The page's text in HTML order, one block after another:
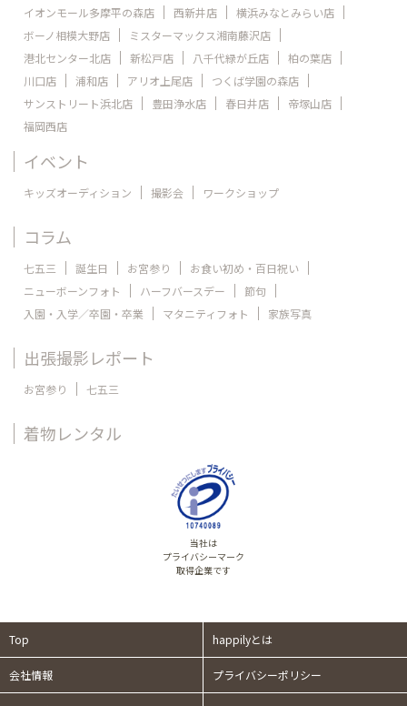
イオンモール多摩平の森店
西新井店
横浜みなとみらい店
ボーノ相模大野店
ミスターマックス湘南藤沢店
港北センター北店
新松戸店 八千代緑が丘店
柏の葉店
川口店
浦和店 アリオ上尾店
つくば学園の森店
サンストリート浜北店
豊田浄水店 春日井店
帝塚山店
福岡西店
イベント
キッズオーディション 撮影会 ワークショップ
コラム
七五三 誕生日 お宮参り
お食い初め・百日祝い
ニューボーンフォト
ハーフバースデー
節句
入園・入学／卒園・卒業
マタニティフォト 家族写真
出張撮影レポート
お宮参り 七五三
着物レンタル
当社は
プライバシーマーク
取得企業です
Top happilyとは
会社情報 プライバシーポリシー